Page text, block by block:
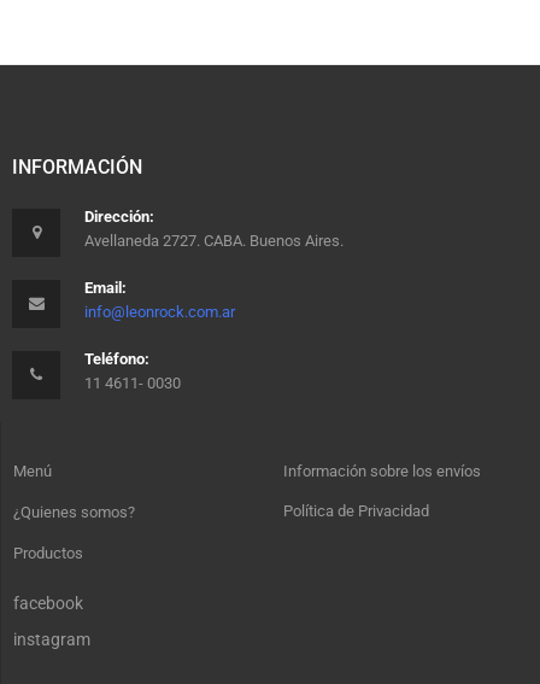
INFORMACIÓN
Dirección:
Avellaneda 2727. CABA. Buenos Aires.
Email:
info@leonrock.com.ar
Teléfono:
11 4611- 0030
Menú
¿Quienes somos?
Productos
Información sobre los envíos
Política de Privacidad
facebook
instagram